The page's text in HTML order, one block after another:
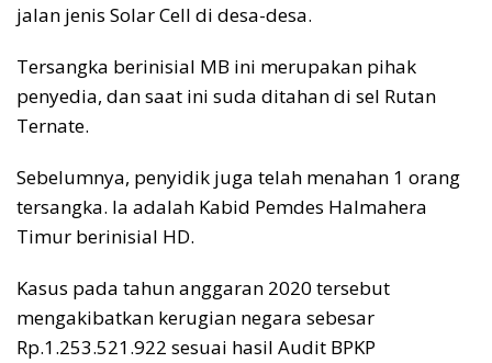
jalan jenis Solar Cell di desa-desa.
Tersangka berinisial MB ini merupakan pihak
penyedia, dan saat ini suda ditahan di sel Rutan
Ternate.
Sebelumnya, penyidik juga telah menahan 1 orang
tersangka. Ia adalah Kabid Pemdes Halmahera
Timur berinisial HD.
Kasus pada tahun anggaran 2020 tersebut
mengakibatkan kerugian negara sebesar
Rp.1.253.521.922 sesuai hasil Audit BPKP